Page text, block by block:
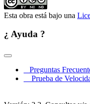
Esta obra está bajo una
¿ Ayuda ?
Preguntas
Prueba de